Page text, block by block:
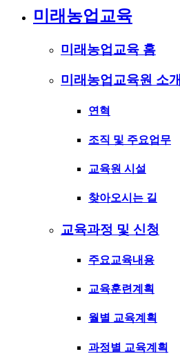
미래농업교육
미래농업교육 홈
미래농업교육원 소개
연혁
조직 및 주요업무
교육원 시설
찾아오시는 길
교육과정 및 신청
주요교육내용
교육훈련계획
월별 교육계획
과정별 교육계획